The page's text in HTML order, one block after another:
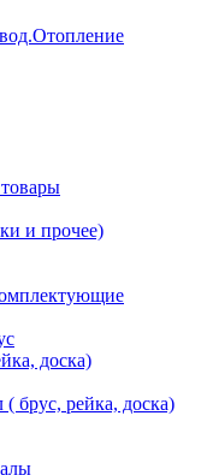
и прочее)
доска)
брус, рейка, доска)